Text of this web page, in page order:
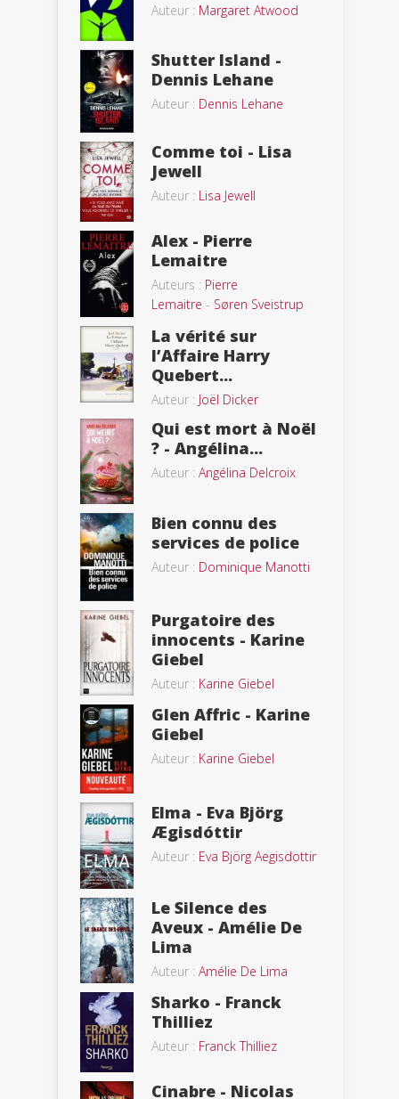
Auteur : Margaret Atwood
Shutter Island -
Dennis Lehane
Auteur : Dennis Lehane
Comme toi - Lisa
Jewell
Auteur : Lisa Jewell
Alex - Pierre
Lemaitre
Auteurs : Pierre
Lemaitre - Søren Sveistrup
La vérité sur
l’Affaire Harry
Quebert...
Auteur : Joël Dicker
Qui est mort à Noël
? - Angélina...
Auteur : Angélina Delcroix
Bien connu des
services de police
Auteur : Dominique Manotti
Purgatoire des
innocents - Karine
Giebel
Auteur : Karine Giebel
Glen Affric - Karine
Giebel
Auteur : Karine Giebel
Elma - Eva Björg
Ægisdóttir
Auteur : Eva Björg Aegisdottir
Le Silence des
Aveux - Amélie De
Lima
Auteur : Amélie De Lima
Sharko - Franck
Thilliez
Auteur : Franck Thilliez
Cinabre - Nicolas